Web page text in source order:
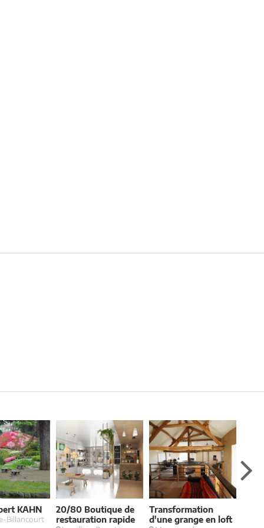
KAHN
Billancourt
20/80 Boutique de
restauration rapide
Transformation
d'une grange en loft